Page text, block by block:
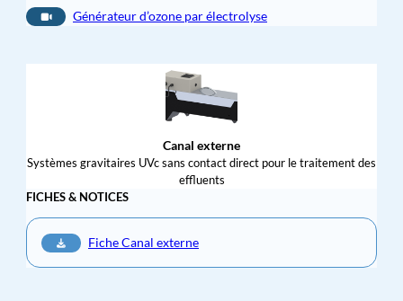
Générateur d’ozone par électrolyse
Canal externe
Systèmes gravitaires UVc sans contact direct pour le traitement des
effluents
FICHES & NOTICES
Fiche Canal externe